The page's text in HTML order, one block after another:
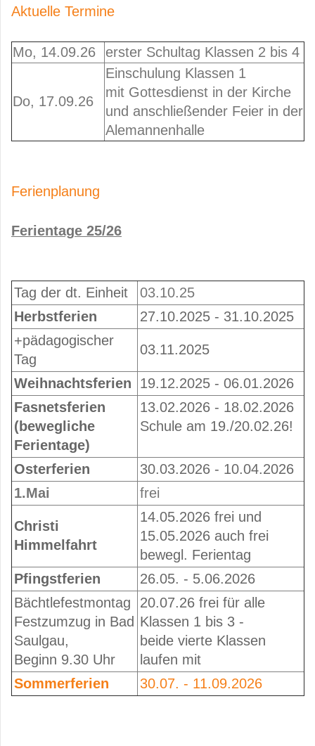
Aktuelle Termine
Mo, 14.09.26 erster Schultag Klassen 2 bis 4
Do, 17.09.26
Einschulung Klassen 1
mit Gottesdienst in der Kirche
und anschließender Feier in der
Alemannenhalle
Ferienplanung
Ferientage 25/26
Tag der dt. Einheit
03.10.25
Herbstferien
27.10.2025 - 31.10.2025
+pädagogischer
Tag
03.11.2025
Weihnachtsferien
19.12.2025 - 06.01.2026
Fasnetsferien
(bewegliche
Ferientage)
13.02.2026 - 18.02.2026
Schule am 19./20.02.26!
Osterferien
30.03.2026 - 10.04.2026
1.Mai
frei
Christi
Himmelfahrt
14.05.2026 frei und
15.05.2026 auch frei
bewegl. Ferientag
Pfingstferien
26.05. - 5.06.2026
Bächtlefestmontag
Festzumzug in Bad
Saulgau,
Beginn 9.30 Uhr
20.07.26 frei für alle
Klassen 1 bis 3 -
beide vierte Klassen
laufen mit
Sommerferien
30.07. - 11.09.2026